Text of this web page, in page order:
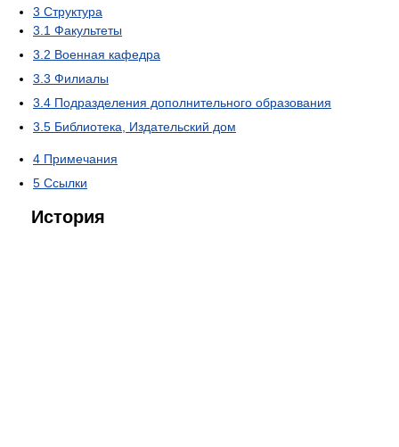
3 Структура
3.1 Факультеты
3.2 Военная кафедра
3.3 Филиалы
3.4 Подразделения дополнительного образования
3.5 Библиотека, Издательский дом
4 Примечания
5 Ссылки
История